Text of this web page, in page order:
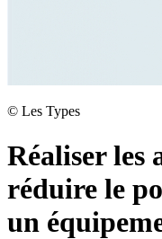
© Les Types
Réaliser les
réduire le
un